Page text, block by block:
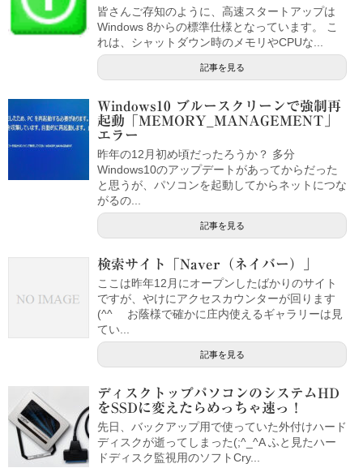
皆さんご存知のように、高速スタートアップは
Windows 8からの標準仕様となっています。 こ
れは、シャットダウン時のメモリやCPUな...
記事を見る
Windows10 ブルースクリーンで強制再
起動「MEMORY_MANAGEMENT」
エラー
昨年の12月初め頃だったろうか？ 多分
Windows10のアップデートがあってからだった
と思うが、パソコンを起動してからネットにつな
がるの...
記事を見る
検索サイト「Naver（ネイバー）」
ここは昨年12月にオープンしたばかりのサイト
ですが、やけにアクセスカウンターが回ります
(^^ゞ お蔭様で確かに庄内使えるギャラリーは見
てい...
記事を見る
ディスクトップパソコンのシステムHD
をSSDに変えたらめっちゃ速っ！
先日、バックアップ用で使っていた外付けハード
ディスクが逝ってしまった(;^_^A ふと見たハー
ドディスク監視用のソフトCry...